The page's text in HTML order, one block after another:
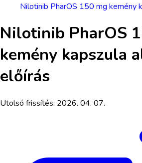
Nilotinib PharOS 150 mg kemény
Nilotinib PharOS
kemény kapszula
előírás
Utolsó frissítés: 2026. 04. 07.